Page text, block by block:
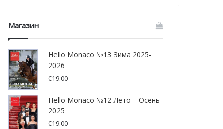
Магазин
Hello Monaco №13 Зима 2025-
2026
€19.00
Hello Monaco №12 Лето – Осень
2025
€19.00